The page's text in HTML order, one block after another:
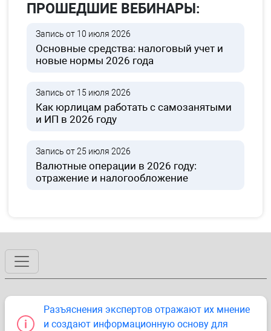
ПРОШЕДШИЕ ВЕБИНАРЫ:
Запись от 10 июля 2026
Основные средства: налоговый учет и
новые нормы 2026 года
Запись от 15 июля 2026
Как юрлицам работать с самозанятыми
и ИП в 2026 году
Запись от 25 июля 2026
Валютные операции в 2026 году:
отражение и налогообложение
Разъяснения экспертов отражают их мнение
и создают информационную основу для